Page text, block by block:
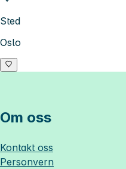
Sted
Oslo
Om oss
Kontakt oss
Personvern